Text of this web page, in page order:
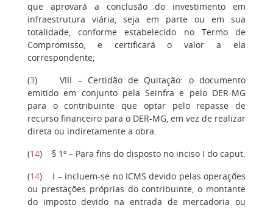
que aprovará a conclusão do investimento em
infraestrutura viária, seja em parte ou em sua
totalidade, conforme estabelecido no Termo de
Compromisso, e certificará o valor a ela
correspondente;
(3) VIII – Certidão de Quitação: o documento
emitido em conjunto pela Seinfra e pelo DER-MG
para o contribuinte que optar pelo repasse de
recurso financeiro para o DER-MG, em vez de realizar
direta ou indiretamente a obra.
(14) § 1º – Para fins do disposto no inciso I do caput:
(14) I – incluem-se no ICMS devido pelas operações
ou prestações próprias do contribuinte, o montante
do imposto devido na entrada de mercadoria ou